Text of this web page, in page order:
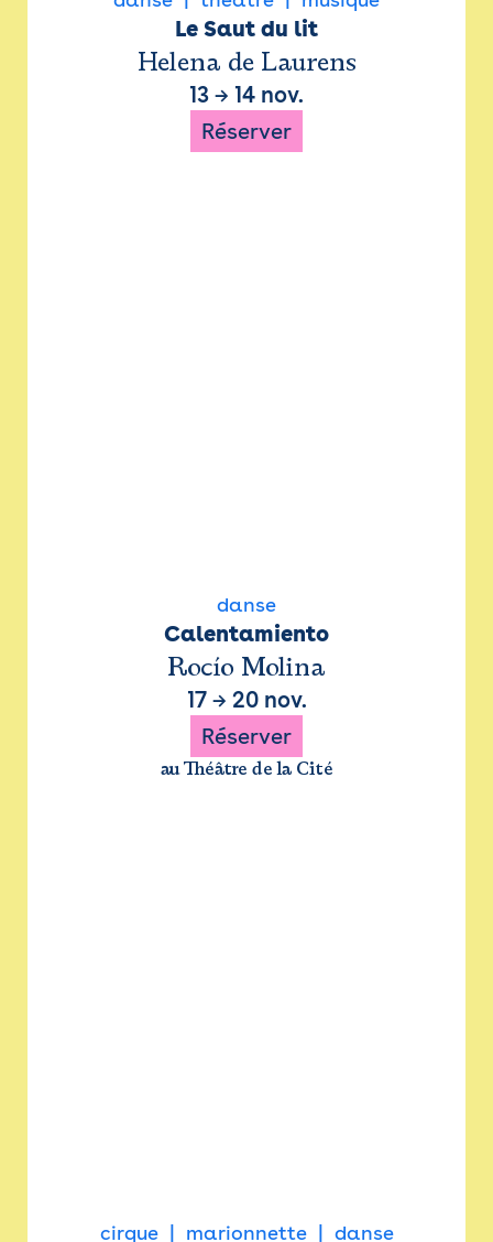
Le Saut du lit
Helena de Laurens
13 → 14 nov.
Réserver
danse
Calentamiento
Rocío Molina
17→ 20 nov.
Réserver
au Théâtre de la Cité
cirque marionnette danse